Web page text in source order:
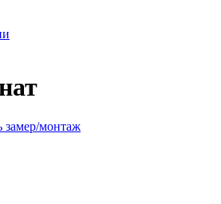
замер/монтаж